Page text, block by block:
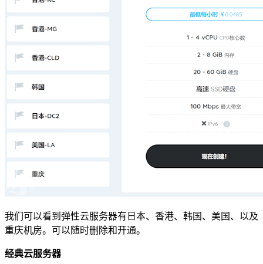
我们可以看到弹性云服务器有日本、香港、韩国、美国、以及
重庆机房。可以随时删除和开通。
经典云服务器